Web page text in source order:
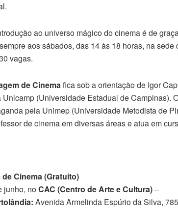
ao universo mágico do cinema é de
aos sábados, das 14 às 18 horas, na sede
vagas.
de Cinemafica sob a orientação de Igor
(Universidade Estadual de Campinas).
pela Unimep (Universidade Metodista de
de cinema em diversas áreas e atua em
Cinema (Gratuito)
junho, noCAC (Centro de Arte e Cultura)–
Avenida Armelinda Espúrio da Silva,